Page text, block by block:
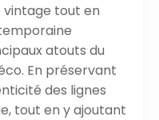
vintage tout en
atouts du
En préservant
des lignes
tout en y ajoutant